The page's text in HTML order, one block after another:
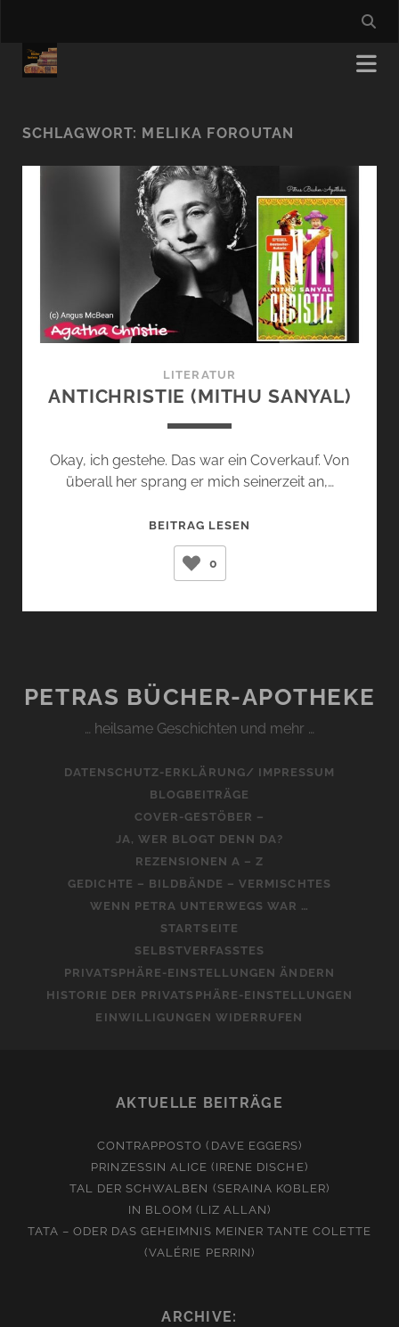
SCHLAGWORT: MELIKA FOROUTAN
LITERATUR
ANTICHRISTIE (MITHU SANYAL)
Okay, ich gestehe. Das war ein Coverkauf. Von
überall her sprang er mich seinerzeit an,…
BEITRAG LESEN
0
PETRAS BÜCHER-APOTHEKE
… heilsame Geschichten und mehr …
DATENSCHUTZ-ERKLÄRUNG/ IMPRESSUM
BLOGBEITRÄGE
COVER-GESTÖBER –
JA, WER BLOGT DENN DA?
REZENSIONEN A – Z
GEDICHTE – BILDBÄNDE – VERMISCHTES
WENN PETRA UNTERWEGS WAR …
STARTSEITE
SELBSTVERFASSTES
PRIVATSPHÄRE-EINSTELLUNGEN ÄNDERN
HISTORIE DER PRIVATSPHÄRE-EINSTELLUNGEN
EINWILLIGUNGEN WIDERRUFEN
AKTUELLE BEITRÄGE
CONTRAPPOSTO (DAVE EGGERS)
PRINZESSIN ALICE (IRENE DISCHE)
TAL DER SCHWALBEN (SERAINA KOBLER)
IN BLOOM (LIZ ALLAN)
TATA – ODER DAS GEHEIMNIS MEINER TANTE COLETTE
(VALÉRIE PERRIN)
ARCHIVE: